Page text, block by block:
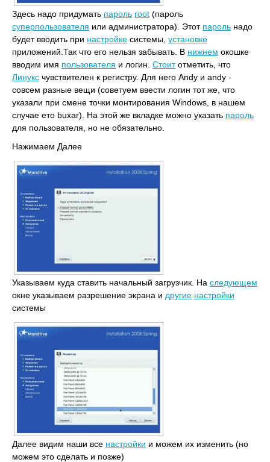
Здесь надо придумать пароль root (пароль
суперпользователя или администратора). Этот пароль надо
будет вводить при настройке системы, установке
приложений.Так что его нельзя забывать. В нижнем окошке
вводим имя пользователя и логин. Стоитотметить, что
Линукс чувствителен к регистру. Для него Andy и andy -
совсем разные вещи (советуем ввести логин тот же, что
указали при смене точки монтирования Windows, в нашем
случае ето buxar). На этой же вкладке можно указать пароль
для пользователя, но не обязательно.
Нажимаем Далее
Указываем куда ставить начальный загрузчик. На следующем
окне указываем разрешение экрана и другие настройки
системы
Далее видим наши все настройки и можем их изменить (но
можем это сделать и позже)